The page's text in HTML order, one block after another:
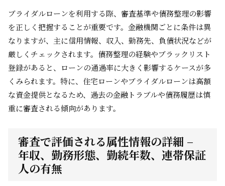
ブライダルローンを利用する際、審査基準や債務整理の影響
を正しく把握することが重要です。金融機関ごとに条件は異
なりますが、主に信用情報、収入、勤務先、負債状況などが
厳しくチェックされます。債務整理の経験やブラックリスト
登録があると、ローンの通過率に大きく影響するケースが多
くみられます。特に、住宅ローンやブライダルローンは高額
な資金提供となるため、過去の金融トラブルや債務履歴は慎
重に審査される傾向があります。
審査で評価される属性情報の詳細 –
年収、勤務形態、勤続年数、連帯保証
人の有無